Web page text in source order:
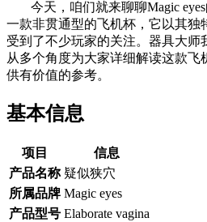
今天，咱们就来聊聊Magic
一款非贯通型的飞机杯，它以其独
受到了不少玩家的关注。器具大师
从多个角度为大家详细解读这款飞
供有价值的参考。
基本信息
项目
信息
产品名称 疑似狭穴
所属品牌 Magic eyes
产品型号 Elaborate vagina